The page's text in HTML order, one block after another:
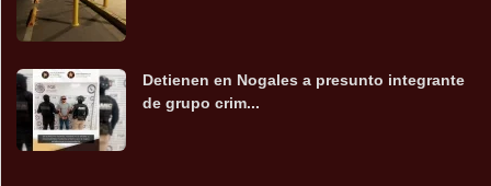
Detienen en Nogales a presunto integrante
de grupo crim...